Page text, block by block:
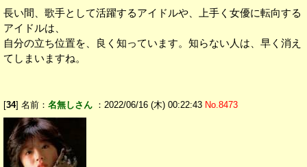
長い間、歌手として活躍するアイドルや、上手く女優に転向する
アイドルは、
自分の立ち位置を、良く知っています。知らない人は、早く消え
てしまいますね。
[34] 名前： 名無しさん ：2022/06/16 (木) 00:22:43 No.8473